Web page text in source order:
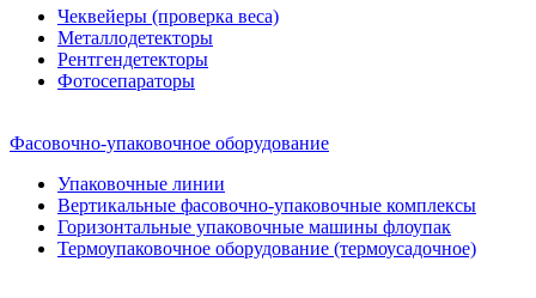
Чеквейеры (проверка веса)
Металлодетекторы
Рентгендетекторы
Фотосепараторы
Фасовочно-упаковочное оборудование
Упаковочные линии
Вертикальные фасовочно-упаковочные комплексы
Горизонтальные упаковочные машины флоупак
Термоупаковочное оборудование (термоусадочное)